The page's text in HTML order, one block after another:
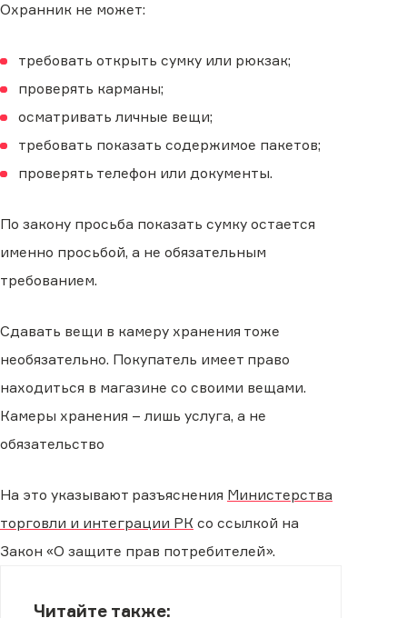
Охранник не может:
требовать открыть сумку или рюкзак;
проверять карманы;
осматривать личные вещи;
требовать показать содержимое пакетов;
проверять телефон или документы.
По закону просьба показать сумку остается
именно просьбой, а не обязательным
требованием.
Сдавать вещи в камеру хранения тоже
необязательно. Покупатель имеет право
находиться в магазине со своими вещами.
Камеры хранения – лишь услуга, а не
обязательство
На это указывают разъяснения Министерства
торговли и интеграции РК со ссылкой на
Закон «О защите прав потребителей».
Читайте также: